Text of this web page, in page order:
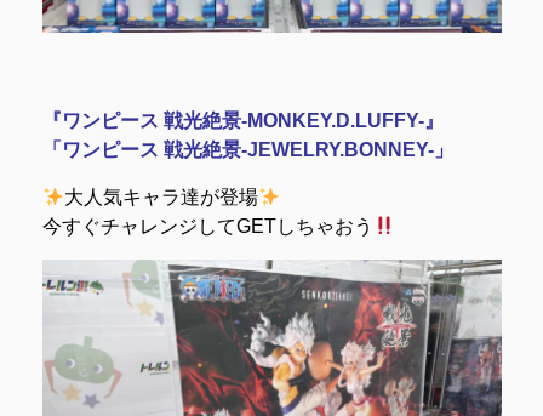
『ワンピース 戦光絶景-MONKEY.D.LUFFY-』
「ワンピース 戦光絶景-JEWELRY.BONNEY-」
大人気キャラ達が登場
今すぐチャレンジしてGETしちゃおう